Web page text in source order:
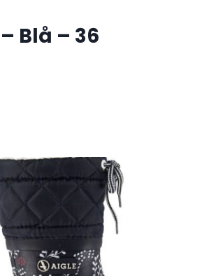
Blå – 36